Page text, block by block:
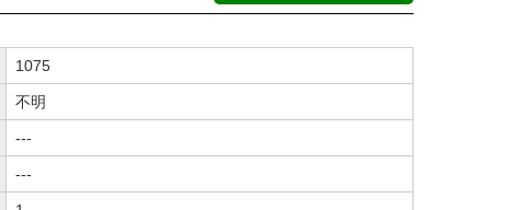
1075
不明
---
---